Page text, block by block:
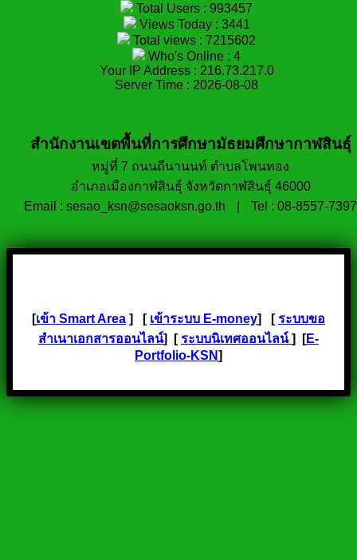
Total Users : 993457
Views Today : 3441
Total views : 7215602
Who's Online : 4
Your IP Address : 216.73.217.0
Server Time : 2026-08-08
สำนักงานเขตพื้นที่การศึกษามัธยมศึกษากาฬสินธุ์
หมู่ที่ 7 ถนนถีนานนท์ ตำบลโพนทอง
อำเภอเมืองกาฬสินธุ์ จังหวัดกาฬสินธุ์ 46000
Email : sesao_ksn@sesaoksn.go.th
Tel : 08-8557-7397
[เข้า Smart Area ] [ เข้าระบบ E-money] [ระบบขอ
สำเนาเอกสารออนไลน์] [ระบบนิเทศออนไลน์] [E-
Portfolio-KSN]